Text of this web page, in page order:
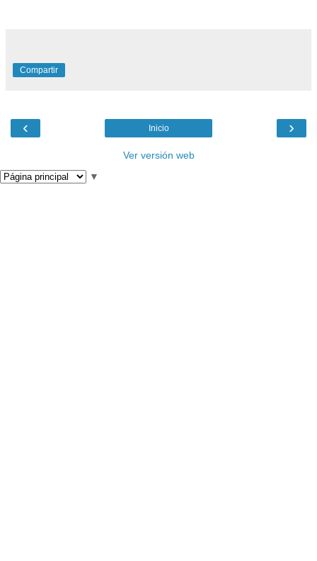
Compartir
‹ ›
Inicio
Ver versión web
▼